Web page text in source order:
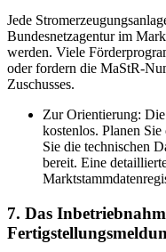
Jede
Bundesnetzagentur im
werden. Viele
oder fordern die MaStR-
Zuschusses.
Zur Orientierung:
kostenlos. Planen
Sie die technischen
bereit. Eine
7. Das